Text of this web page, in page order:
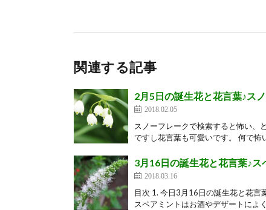
関連する記事
2月5日の誕生花と花言葉♪ス
2018.02.05
スノーフレークで検索すると怖い、
ですし花言葉も可愛いです。 何で怖
3月16日の誕生花と花言葉♪ス
2018.03.16
目次 1. 今日3月16日の誕生花と花言
スペアミントはお酒やデザートによ